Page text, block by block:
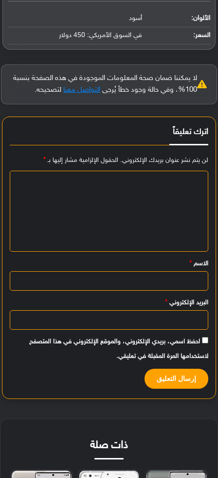
الألوان: أسود
السعر: في السوق الأمريكي: 450 دولار
لا يمكننا ضمان صحة المعلومات الموجودة في هذه الصفحة بنسبة
100%، وفي حالة وجود خطأ يُرجى
التواصل معنا لتصحيحه.
اترك تعليقاً
لن يتم نشر عنوان بريدك الإلكتروني. الحقول الإلزامية مشار إليها بـ*
ي
ق
الاسم *
البريد الإلكتروني *
احفظ اسمي، بريدي الإلكتروني، والموقع الإلكتروني في هذا المتصفح
لاستخدامها المرة المقبلة في تعليقي.
ذات صلة